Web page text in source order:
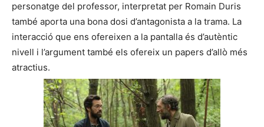
personatge del professor, interpretat per Romain Duris
també aporta una bona dosi d’antagonista a la trama. La
interacció que ens ofereixen a la pantalla és d’autèntic
nivell i l’argument també els ofereix un papers d’allò més
atractius.